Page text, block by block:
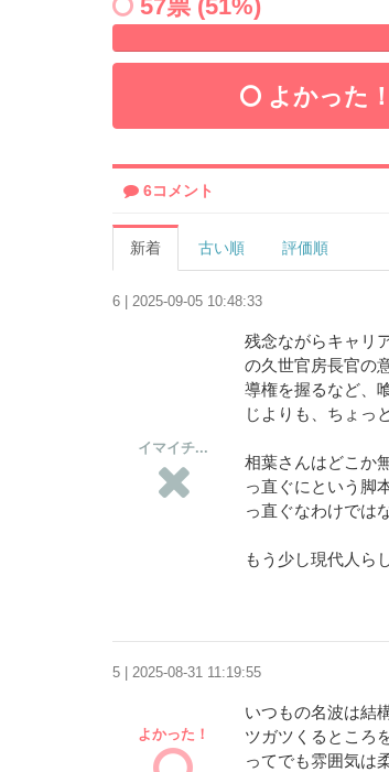
57票 (51%)
よかった！
6コメント
新着 古い順 評価順
6 | 2025-09-05 10:48:33
イマイチ...
残念ながらキャリ
の久世官房長官の
導権を握るなど、
じよりも、ちょっ
相葉さんはどこか
っ直ぐにという脚
っ直ぐなわけでは
もう少し現代人ら
5 | 2025-08-31 11:19:55
よかった！
いつもの名波は結
ツガツくるところ
ってでも雰囲気は